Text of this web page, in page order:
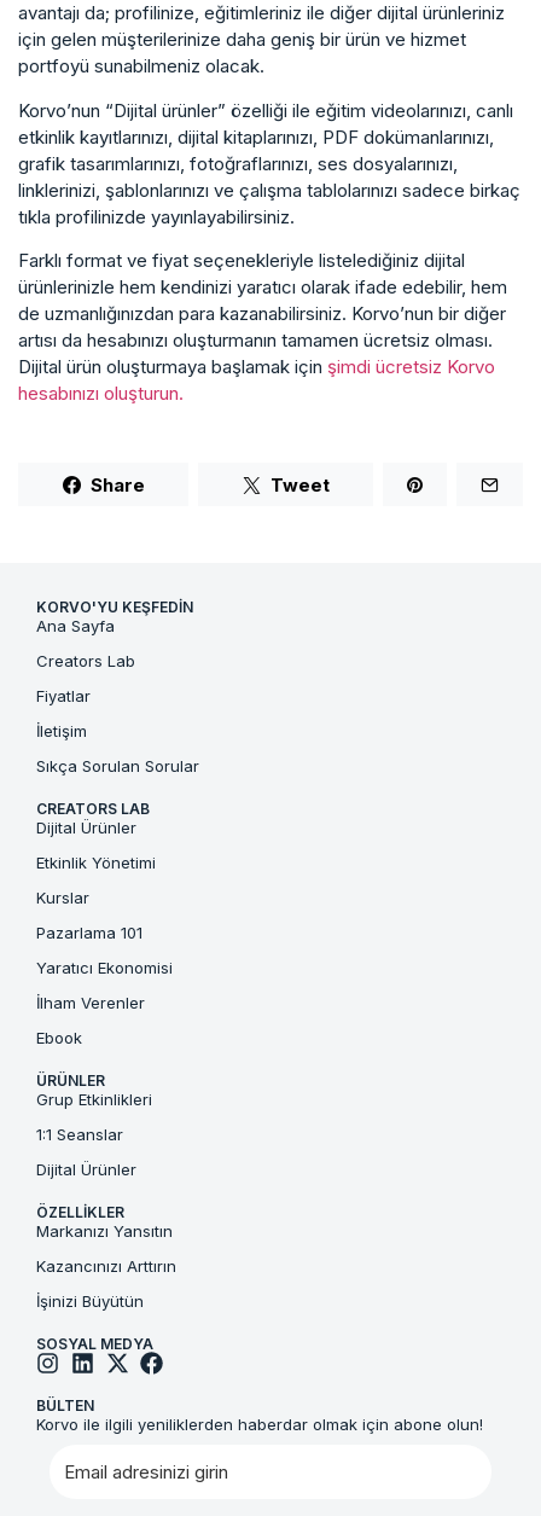
avantajı da; profilinize, eğitimleriniz ile diğer dijital ürünleriniz
için gelen müşterilerinize daha geniş bir ürün ve hizmet
portfoyü sunabilmeniz olacak.
Korvo’nun “Dijital ürünler” özelliği ile eğitim videolarınızı, canlı
etkinlik kayıtlarınızı, dijital kitaplarınızı, PDF dokümanlarınızı,
grafik tasarımlarınızı, fotoğraflarınızı, ses dosyalarınızı,
linklerinizi, şablonlarınızı ve çalışma tablolarınızı sadece birkaç
tıkla profilinizde yayınlayabilirsiniz.
Farklı format ve fiyat seçenekleriyle listelediğiniz dijital
ürünlerinizle hem kendinizi yaratıcı olarak ifade edebilir, hem
de uzmanlığınızdan para kazanabilirsiniz. Korvo’nun bir diğer
artısı da hesabınızı oluşturmanın tamamen ücretsiz olması.
Dijital ürün oluşturmaya başlamak için şimdi ücretsiz Korvo
hesabınızı oluşturun.
Share Tweet
KORVO'YU KEŞFEDIN
Ana Sayfa
Creators Lab
Fiyatlar
İletişim
Sıkça Sorulan Sorular
CREATORS LAB
Dijital Ürünler
Etkinlik Yönetimi
Kurslar
Pazarlama 101
Yaratıcı Ekonomisi
İlham Verenler
Ebook
ÜRÜNLER
Grup Etkinlikleri
1:1 Seanslar
Dijital Ürünler
ÖZELLIKLER
Markanızı Yansıtın
Kazancınızı Arttırın
İşinizi Büyütün
SOSYAL MEDYA
BÜLTEN
Korvo ile ilgili yeniliklerden haberdar olmak için abone olun!